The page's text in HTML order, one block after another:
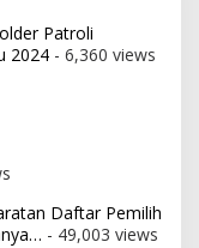
Patroli
2024 - 6,360 views
Daftar Pemilih
- 49,003 views